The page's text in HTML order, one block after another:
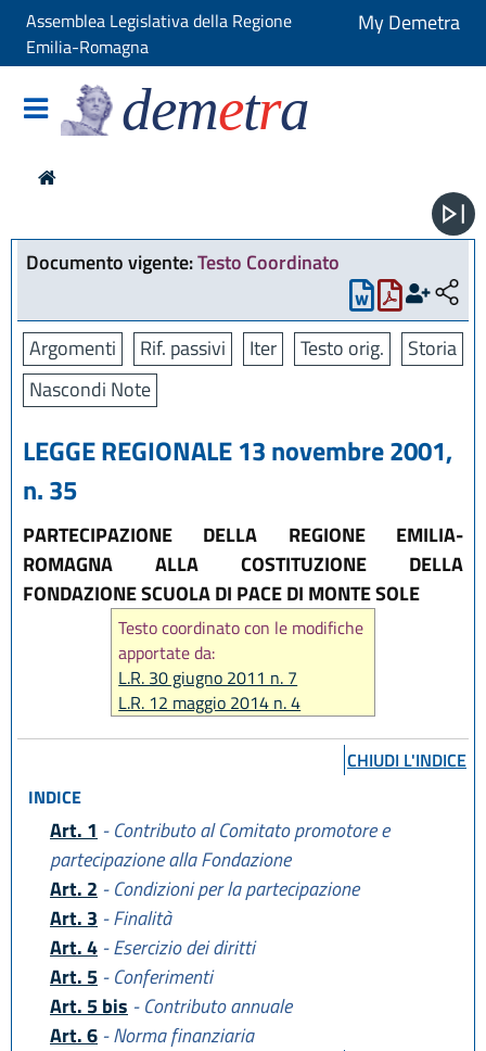
Assemblea Legislativa della Regione
Emilia-Romagna
My Demetra
demetra
Documento vigente:Testo Coordinato
Argomenti Rif. passivi Iter Testo orig.
Storia
Nascondi Note
LEGGE REGIONALE 13 novembre 2001,
n. 35
PARTECIPAZIONE DELLA REGIONE EMILIA-
ROMAGNA ALLA COSTITUZIONE DELLA
FONDAZIONE SCUOLA DI PACE DI MONTE SOLE
Testo coordinato con le modifiche
apportate da:
L.R. 30 giugno 2011 n. 7
L.R. 12 maggio 2014 n. 4
CHIUDI L'INDICE
INDICE
Art. 1 - Contributo al Comitato promotore e
partecipazione alla Fondazione
Art. 2 - Condizioni per la partecipazione
Art. 3 - Finalità
Art. 4 - Esercizio dei diritti
Art. 5 - Conferimenti
Art. 5 bis - Contributo annuale
Art. 6 - Norma finanziaria